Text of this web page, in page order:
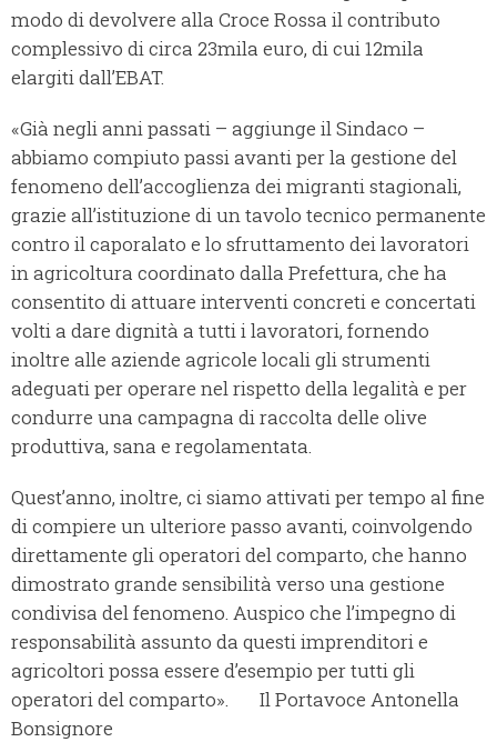
modo di devolvere alla Croce Rossa il contributo
complessivo di circa 23mila euro, di cui 12mila
elargiti dall’EBAT.
«Già negli anni passati – aggiunge il Sindaco –
abbiamo compiuto passi avanti per la gestione del
fenomeno dell’accoglienza dei migranti stagionali,
grazie all’istituzione di un tavolo tecnico permanente
contro il caporalato e lo sfruttamento dei lavoratori
in agricoltura coordinato dalla Prefettura, che ha
consentito di attuare interventi concreti e concertati
volti a dare dignità a tutti i lavoratori, fornendo
inoltre alle aziende agricole locali gli strumenti
adeguati per operare nel rispetto della legalità e per
condurre una campagna di raccolta delle olive
produttiva, sana e regolamentata.
Quest’anno, inoltre, ci siamo attivati per tempo al fine
di compiere un ulteriore passo avanti, coinvolgendo
direttamente gli operatori del comparto, che hanno
dimostrato grande sensibilità verso una gestione
condivisa del fenomeno. Auspico che l’impegno di
responsabilità assunto da questi imprenditori e
agricoltori possa essere d’esempio per tutti gli
operatori del comparto». Il Portavoce Antonella
Bonsignore